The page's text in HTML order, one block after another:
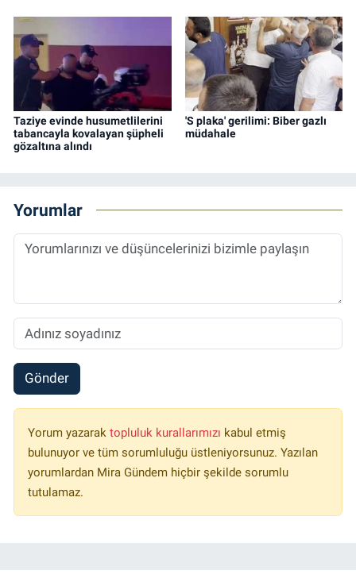
Taziye evinde husumetlilerini
tabancayla kovalayan şüpheli
gözaltına alındı
'S plaka' gerilimi: Biber gazlı
müdahale
Yorumlar
Gönder
Yorum yazarak topluluk kurallarımızı kabul etmiş
bulunuyor ve tüm sorumluluğu üstleniyorsunuz. Yazılan
yorumlardan Mira Gündem hiçbir şekilde sorumlu
tutulamaz.